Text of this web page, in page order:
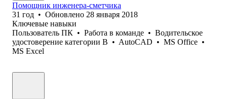
Помощник инженера-сметчика
31 год • Обновлено 28 января 2018
Ключевые навыки
Пользователь ПК • Работа в команде • Водительское
удостоверение категории B • AutoCAD • MS Office •
MS Excel